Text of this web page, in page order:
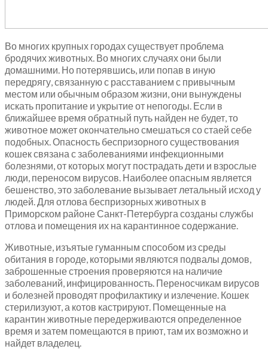
Во многих крупных городах существует проблема
бродячих животных. Во многих случаях они были
домашними. Но потерявшись, или попав в иную
передрягу, связанную с расставанием с привычным
местом или обычным образом жизни, они вынуждены
искать пропитание и укрытие от непогоды. Если в
ближайшее время обратный путь найден не будет, то
животное может окончательно смешаться со стаей себе
подобных. Опасность беспризорного существования
кошек связана с заболеваниями инфекционными
болезнями, от которых могут пострадать дети и взрослые
люди, переносом вирусов. Наиболее опасным является
бешенство, это заболевание вызывает летальный исход у
людей. Для отлова беспризорных животных в
Приморском районе Санкт-Петербурга созданы службы
отлова и помещения их на карантинное содержание.
Животные, изъятые гуманным способом из среды
обитания в городе, которыми являются подвалы домов,
заброшенные строения проверяются на наличие
заболеваний, инфицированность. Переносчикам вирусов
и болезней проводят профилактику и излечение. Кошек
стерилизуют, а котов кастрируют. Помещенные на
карантин животные передерживаются определенное
время и затем помещаются в приют, там их возможно и
найдет владелец.